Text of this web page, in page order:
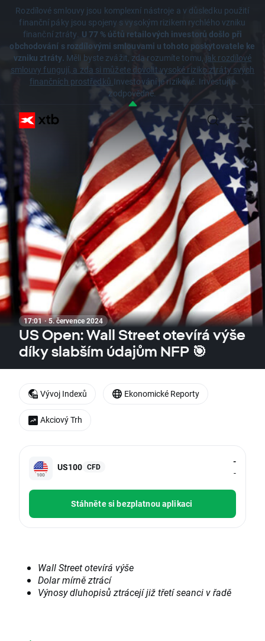
Rozdílové smlouvy jsou komplexní nástroje a v důsledku použití
finanční páky jsou spojeny s vysokým rizikem rychlého vzniku
finanční ztráty. U 77 % účtů retailových investorů došlo při
obchodování s rozdílovými smlouvami u tohoto poskytovatele ke
vzniku ztráty. Měli byste zvážit, zda rozumíte tomu, jak rozdílové
smlouvy fungují, a zda si můžete dovolit vysoké riziko ztráty svých
finančních prostředků.Investování je rizikové. Investujte
zodpovědně.
17:01 · 5. července 2024
US Open: Wall Street otevírá výše
díky slabším údajům NFP 🎯
US100 CFD
-
-
Stáhněte si bezplatnou aplikaci
Wall Street otevírá výše
Dolar mírně ztrácí
Výnosy dluhopisů ztrácejí již třetí seanci v řadě
Vývoj Indexů Ekonomické Reporty
Akciový Trh